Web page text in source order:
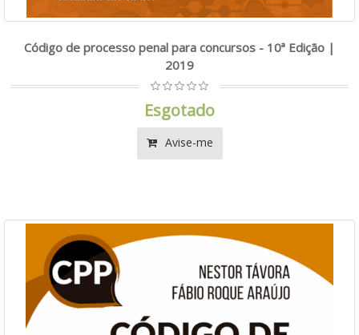
Código de processo penal para concursos - 10ª Edição |
2019
Esgotado
Avise-me